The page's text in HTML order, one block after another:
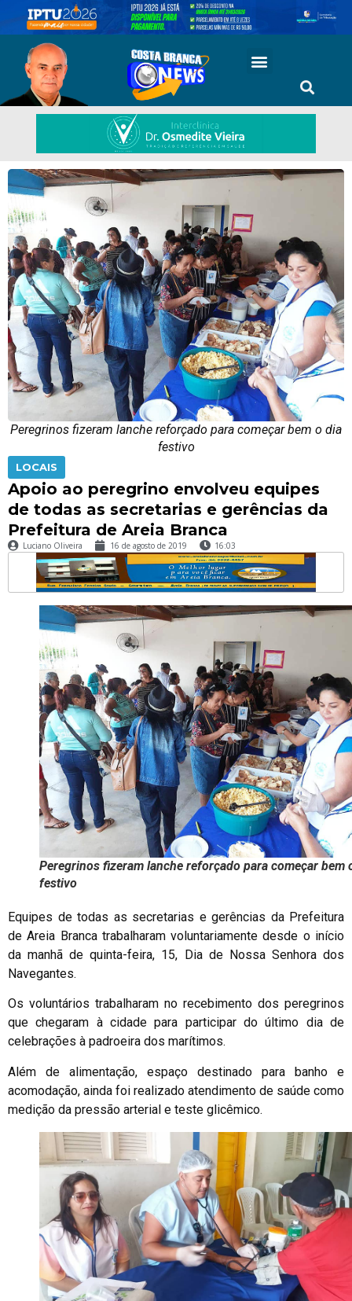
Peregrinos fizeram lanche reforçado para começar bem o dia
festivo
LOCAIS
Apoio ao peregrino envolveu equipes
de todas as secretarias e gerências da
Prefeitura de Areia Branca
Luciano Oliveira 16 de agosto de 2019 16:03
Peregrinos fizeram lanche reforçado para começar bem
festivo
Equipes de todas as secretarias e gerências da Prefeitura
de Areia Branca trabalharam voluntariamente desde o início
da manhã de quinta-feira, 15, Dia de Nossa Senhora dos
Navegantes.
Os voluntários trabalharam no recebimento dos peregrinos
que chegaram à cidade para participar do último dia de
celebrações à padroeira dos marítimos.
Além de alimentação, espaço destinado para banho e
acomodação, ainda foi realizado atendimento de saúde como
medição da pressão arterial e teste glicêmico.